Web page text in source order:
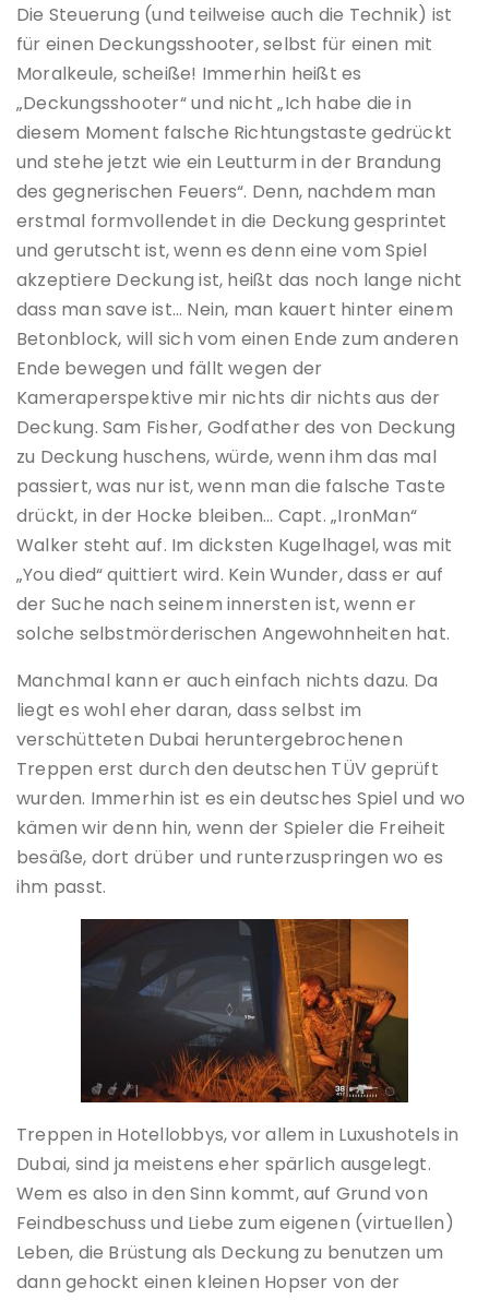
Die Steuerung (und teilweise auch die Technik) ist
für einen Deckungsshooter, selbst für einen mit
Moralkeule, scheiße! Immerhin heißt es
„Deckungsshooter“ und nicht „Ich habe die in
diesem Moment falsche Richtungstaste gedrückt
und stehe jetzt wie ein Leutturm in der Brandung
des gegnerischen Feuers“. Denn, nachdem man
erstmal formvollendet in die Deckung gesprintet
und gerutscht ist, wenn es denn eine vom Spiel
akzeptiere Deckung ist, heißt das noch lange nicht
dass man save ist… Nein, man kauert hinter einem
Betonblock, will sich vom einen Ende zum anderen
Ende bewegen und fällt wegen der
Kameraperspektive mir nichts dir nichts aus der
Deckung. Sam Fisher, Godfather des von Deckung
zu Deckung huschens, würde, wenn ihm das mal
passiert, was nur ist, wenn man die falsche Taste
drückt, in der Hocke bleiben… Capt. „IronMan“
Walker steht auf. Im dicksten Kugelhagel, was mit
„You died“ quittiert wird. Kein Wunder, dass er auf
der Suche nach seinem innersten ist, wenn er
solche selbstmörderischen Angewohnheiten hat.
Manchmal kann er auch einfach nichts dazu. Da
liegt es wohl eher daran, dass selbst im
verschütteten Dubai heruntergebrochenen
Treppen erst durch den deutschen TÜV geprüft
wurden. Immerhin ist es ein deutsches Spiel und wo
kämen wir denn hin, wenn der Spieler die Freiheit
besäße, dort drüber und runterzuspringen wo es
ihm passt.
Treppen in Hotellobbys, vor allem in Luxushotels in
Dubai, sind ja meistens eher spärlich ausgelegt.
Wem es also in den Sinn kommt, auf Grund von
Feindbeschuss und Liebe zum eigenen (virtuellen)
Leben, die Brüstung als Deckung zu benutzen um
dann gehockt einen kleinen Hopser von der